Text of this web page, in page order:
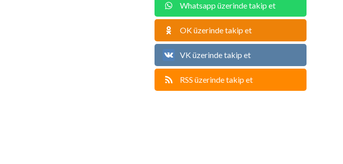
Whatsapp üzerinde takip et
OK üzerinde takip et
VK üzerinde takip et
RSS üzerinde takip et